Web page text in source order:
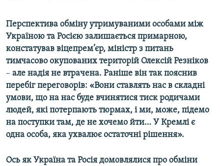
Усі сайти RFE/RL
Перспектива обміну утримуваними особами між
Україною та Росією залишається примарною,
констатував віцепрем’єр, міністр з питань
тимчасово окупованих територій Олексій Резніков
– але надія не втрачена. Раніше він так пояснив
перебіг переговорів: «Вони ставлять нас в складні
умови, що на нас буде вчинятися тиск родичами
людей, які потерпають тюрмах, і ми, може, підемо
на поступки там, де не хочемо йти… У Кремлі є
одна особа, яка ухвалює остаточні рішення».
Ось як Україна та Росія домовлялися про обміни